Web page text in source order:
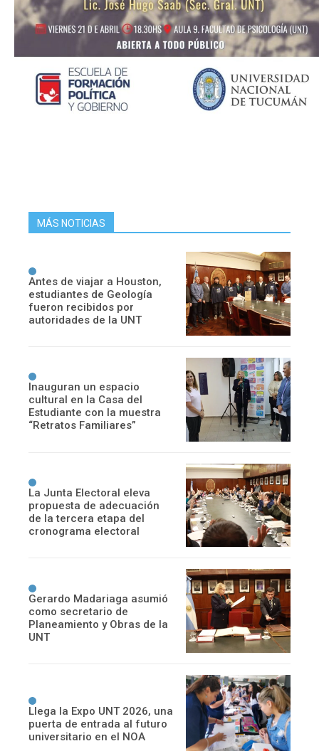
MÁS NOTICIAS
Antes de viajar a Houston,
estudiantes de Geología
fueron recibidos por
autoridades de la UNT
Inauguran un espacio
cultural en la Casa del
Estudiante con la muestra
“Retratos Familiares”
La Junta Electoral eleva
propuesta de adecuación
de la tercera etapa del
cronograma electoral
Gerardo Madariaga asumió
como secretario de
Planeamiento y Obras de la
UNT
Llega la Expo UNT 2026, una
puerta de entrada al futuro
universitario en el NOA